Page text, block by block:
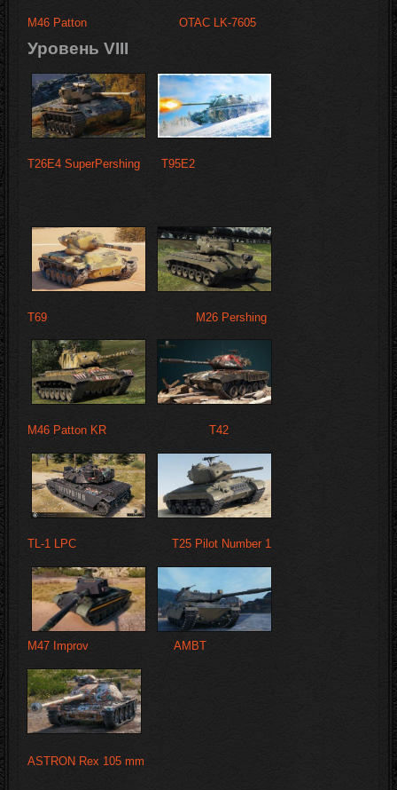
M46 Patton OTAC LK-7605
Уровень VIII
T26E4 SuperPershing T95E2
T69 M26 Pershing
M46 Patton KR T42
TL-1 LPC T25 Pilot Number 1
M47 Improv AMBT
ASTRON Rex 105 mm